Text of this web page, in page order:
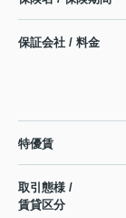
保証会社 / 料金
特優賃
取引態様 /
賃貸区分